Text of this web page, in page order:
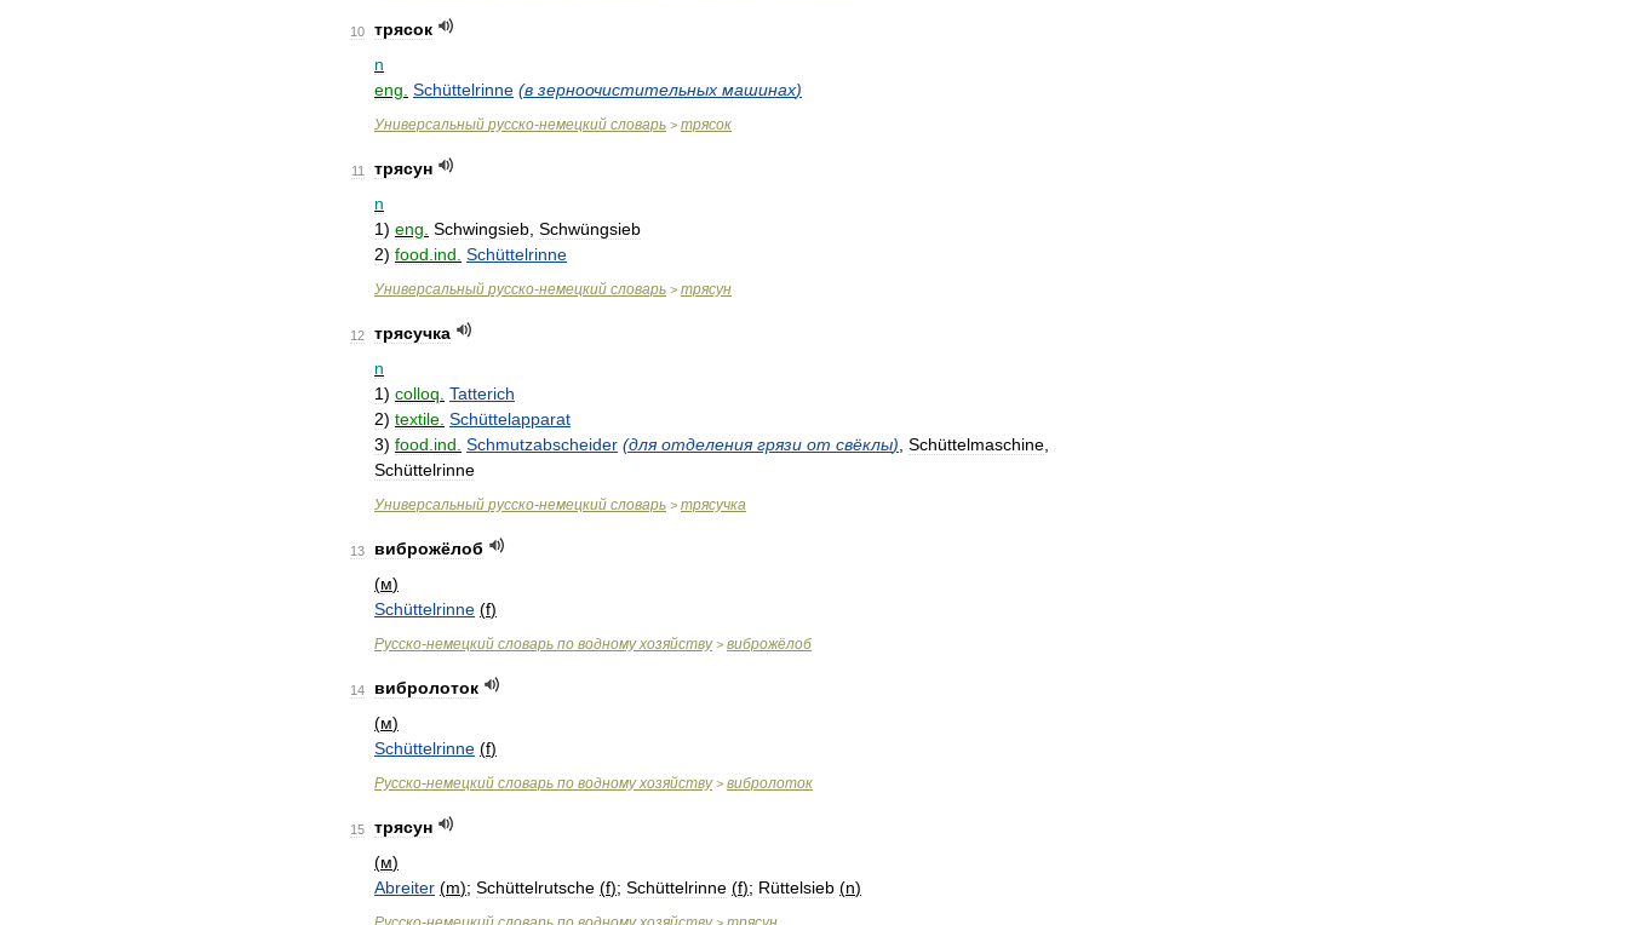
10
трясок
n
eng Schüttelrinne (в зерноочистительных машинах)
Универсальный русско-немецкий словарь > трясок
11
трясун
n
1) eng Schwingsieb Schwüngsieb
2) food ind Schüttelrinne
Универсальный русско-немецкий словарь > трясун
12
трясучка
n
1) colloq Tatterich
2) textile Schüttelapparat
3) food ind Schmutzabscheider (для отделения грязи от свёклы) Schüttelmaschine
Schüttelrinne
Универсальный русско-немецкий словарь > трясучка
13
виброжёлоб
(м)
Schüttelrinne (f)
Русско-немецкий словарь по водному хозяйству> виброжёлоб
14
вибролоток
(м)
Schüttelrinne (f)
Русско-немецкий словарь по водному хозяйству> вибролоток
15
трясун
(м)
Abreiter (m); Schüttelrutsche (f); Schüttelrinne (f); Rüttelsieb (n)